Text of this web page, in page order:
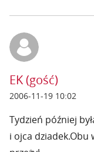
EK (gość)
2006-11-19 10:02
Tydzień później
i ojca dziadek.Obu